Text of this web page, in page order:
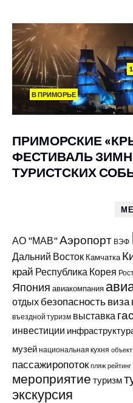
В ПРИМОРЬЕ
ПРИМОРСКИЕ
ФЕСТИВАЛЬ
ТУРИСТСКИХ
АО "МАВ"Аэропорт ВЭФ
Дальний Восток Камчатка
край Республика Корея
Япония авиакомпания
отдых безопасность виза
въездной туризм выставка
инвестиции
музей национальная кухня
пассажиропоток пляж рейтинг
мероприятие туризм
экскурсия